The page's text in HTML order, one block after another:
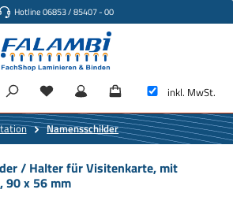
Hotline 06853 / 85407 - 00
inkl. MwSt.
Namensschilder
/ Halter für Visitenkarte, mit
90 x 56 mm